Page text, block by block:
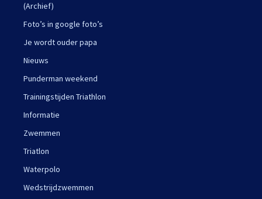
(Archief)
Foto’s in google foto’s
Je wordt ouder papa
Nieuws
Punderman weekend
Trainingstijden Triathlon
Informatie
Zwemmen
Triatlon
Waterpolo
Wedstrijdzwemmen